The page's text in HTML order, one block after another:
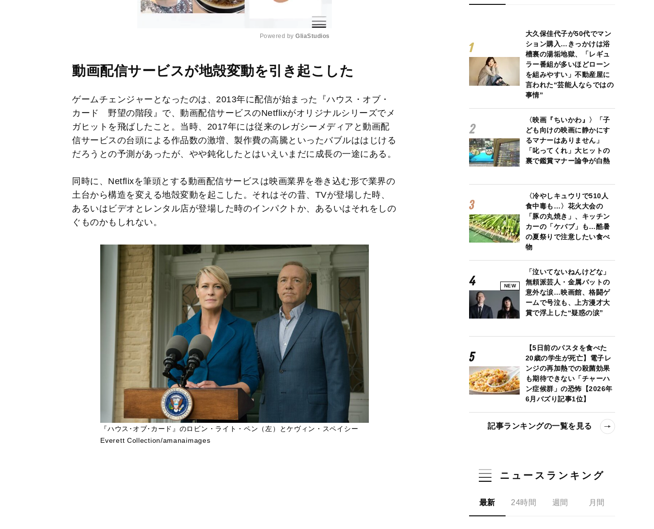
M
u
e
Powered by GliaStudios
動画配信サービスが地殻変動を引き起こした
ゲームチェンジャーとなったのは、2013年に配信が始まった『ハウス・オブ・
カード 野望の階段』で、動画配信サービスのNetflixがオリジナルシリーズでメ
ガヒットを飛ばしたこと。当時、2017年には従来のレガシーメディアと動画配
信サービスの台頭による作品数の激増、製作費の高騰といったバブルははじける
だろうとの予測があったが、やや鈍化したとはいえいまだに成長の一途にある。
同時に、Netflixを筆頭とする動画配信サービスは映画業界を巻き込む形で業界の
土台から構造を変える地殻変動を起こした。それはその昔、TVが登場した時、
あるいはビデオとレンタル店が登場した時のインパクトか、あるいはそれをしの
ぐものかもしれない。
『ハウス･オブ･カード』のロビン・ライト・ペン（左）とケヴィン・スペイシー
Everett Collection/amanaimages
大久保佳代子が50代でマン
ション購入…きっかけは浴
槽裏の湯垢地獄、「レギュ
ラー番組が多いほどローン
を組みやすい」不動産屋に
言われた“芸能人ならではの
事情”
〈映画『ちいかわ』〉「子
ども向けの映画に静かにす
るマナーはありません」
「叱ってくれ」大ヒットの
裏で鑑賞マナー論争が白熱
〈冷やしキュウリで510人
食中毒も…〉花火大会の
「豚の丸焼き」、キッチン
カーの「ケバブ」も…酷暑
の夏祭りで注意したい食べ
物
NEW
「泣いてないねんけどな」
無頼派芸人・金属バットの
意外な涙…映画館、格闘ゲ
ームで号泣も、上方漫才大
賞で浮上した“疑惑の涙”
【5日前のパスタを食べた
20歳の学生が死亡】電子レ
ンジの再加熱での殺菌効果
も期待できない「チャーハ
ン症候群」の恐怖【2026年
6月バズり記事1位】
記事ランキングの一覧を見る
ニュースランキング
最新 24時間 週間 月間